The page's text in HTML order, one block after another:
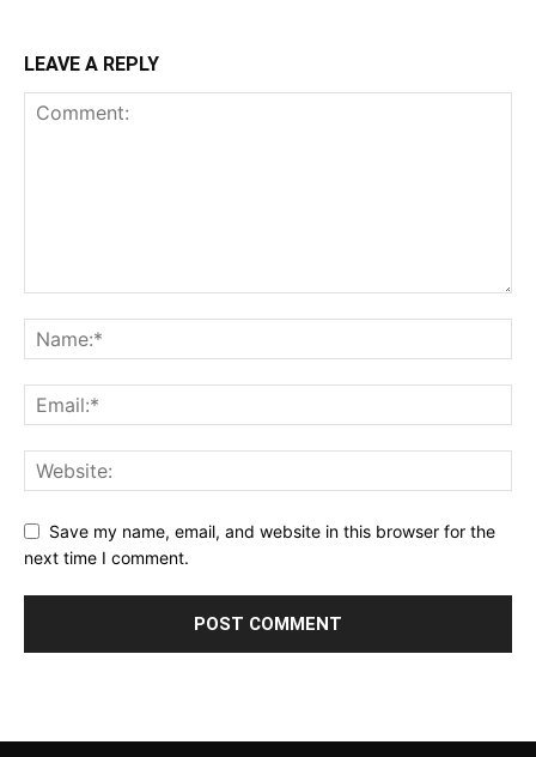
LEAVE A REPLY
Save my name, email, and website in this browser for the
next time I comment.